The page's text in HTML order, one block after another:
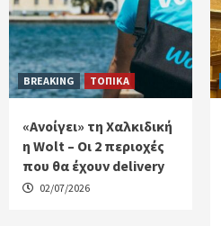
BREAKING ΤΟΠΙΚΑ
«Ανοίγει» τη Χαλκιδική
η Wolt – Οι 2 περιοχές
που θα έχουν delivery
02/07/2026